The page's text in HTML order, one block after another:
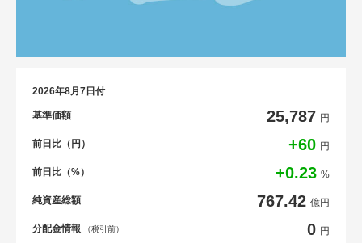
2026年8月7日付
基準価額 25,787 円
前日比（円） +60 円
前日比（%） +0.23 %
純資産総額 767.42 億円
分配金情報 （税引前） 0 円